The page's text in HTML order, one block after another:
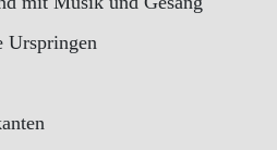
Urspringen